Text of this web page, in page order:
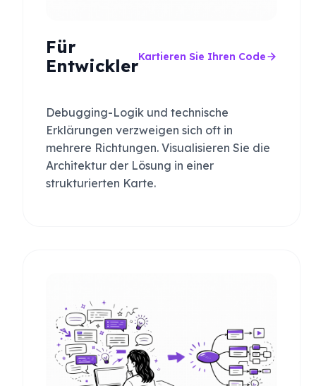
Für
EntwicklerKartieren Sie Ihren Code
Debugging-Logik und technische
Erklärungen verzweigen sich oft in
mehrere Richtungen. Visualisieren Sie die
Architektur der Lösung in einer
strukturierten Karte.